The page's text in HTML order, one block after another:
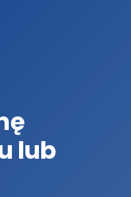
lub